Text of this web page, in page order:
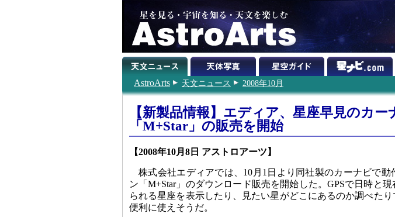
AstroArts 天文ニュース 2008年10月
【新製品情報】エディア、星座早見のカー
「M+Star」の販売を開始
【2008年10月8日 アストロアーツ】
株式会社エディアでは、10月1日より同社製のカーナビで動
ン「M+Star」のダウンロード販売を開始した。GPSで日時と
られる星座を表示したり、見たい星がどこにあるのか調べた
便利に使えそうだ。